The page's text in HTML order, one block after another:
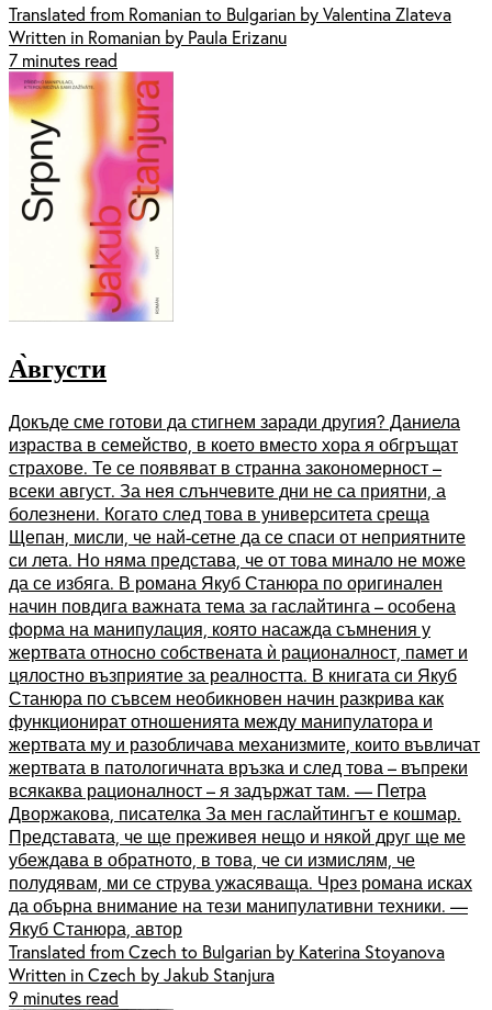
Translated from Romanian to Bulgarian by Valentina Zlateva
Written in Romanian by Paula Erizanu
7 minutes read
А̀вгусти
Докъде сме готови да стигнем заради другия? Даниела
израства в семейство, в което вместо хора я обгръщат
страхове. Те се появяват в странна закономерност –
всеки август. За нея слънчевите дни не са приятни, а
болезнени. Когато след това в университета среща
Щепан, мисли, че най-сетне да се спаси от неприятните
си лета. Но няма представа, че от това минало не може
да се избяга. В романа Якуб Станюра по оригинален
начин повдига важната тема за гаслайтинга – особена
форма на манипулация, която насажда съмнения у
жертвата относно собствената ѝ рационалност, памет и
цялостно възприятие за реалността. В книгата си Якуб
Станюра по съвсем необикновен начин разкрива как
функционират отношенията между манипулатора и
жертвата му и разобличава механизмите, които въвличат
жертвата в патологичната връзка и след това – въпреки
всякаква рационалност – я задържат там. — Петра
Дворжакова, писателка За мен гаслайтингът е кошмар.
Представата, че ще преживея нещо и някой друг ще ме
убеждава в обратното, в това, че си измислям, че
полудявам, ми се струва ужасяваща. Чрез романа исках
да обърна внимание на тези манипулативни техники. —
Якуб Станюра, автор
Translated from Czech to Bulgarian by Katerina Stoyanova
Written in Czech by Jakub Stanjura
9 minutes read